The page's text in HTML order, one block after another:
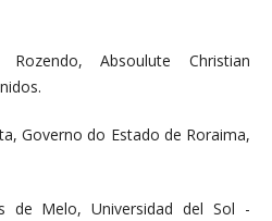
Absoulute Christian
Governo do Estado de Roraima,
de Melo, Universidad del Sol -